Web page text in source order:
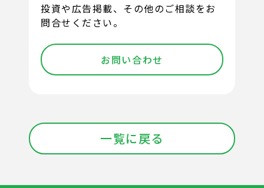
投資や広告掲載、その他のご相談をお
問合せください。
お問い合わせ
一覧に戻る